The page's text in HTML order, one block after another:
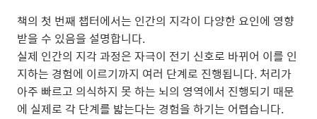
책의 첫 번째 챕터에서는 인간의 지각이 다양한 요인에 영향
받을 수 있음을 설명합니다.
실제 인간의 지각 과정은 자극이 전기 신호로 바뀌어 이를 인
지하는 경험에 이르기까지 여러 단계로 진행됩니다. 처리가
아주 빠르고 의식하지 못 하는 뇌의 영역에서 진행되기 때문
에 실제로 각 단계를 밟는다는 경험을 하기는 어렵습니다.